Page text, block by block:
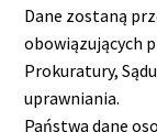
Dane zostaną
obowiązujących
Prokuratury,
uprawniania.
Państwa dane